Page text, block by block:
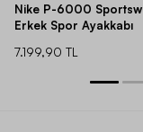
Nike P-6000
Erkek Spor Ayakkabı
7.199,90 TL